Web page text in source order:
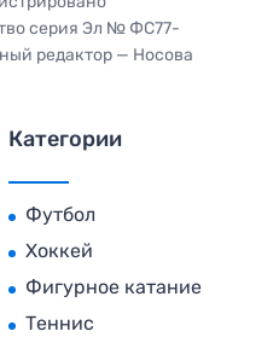
серия Эл № ФС77-
редактор — Носова
Категории
Футбол
Хоккей
Фигурное катание
Теннис